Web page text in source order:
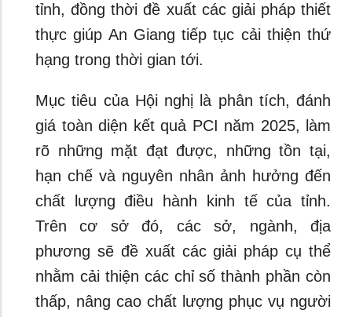
tỉnh, đồng thời đề xuất các giải pháp thiết
thực giúp An Giang tiếp tục cải thiện thứ
hạng trong thời gian tới.
Mục tiêu của Hội nghị là phân tích, đánh
giá toàn diện kết quả PCI năm 2025, làm
rõ những mặt đạt được, những tồn tại,
hạn chế và nguyên nhân ảnh hưởng đến
chất lượng điều hành kinh tế của tỉnh.
Trên cơ sở đó, các sở, ngành, địa
phương sẽ đề xuất các giải pháp cụ thể
nhằm cải thiện các chỉ số thành phần còn
thấp, nâng cao chất lượng phục vụ người